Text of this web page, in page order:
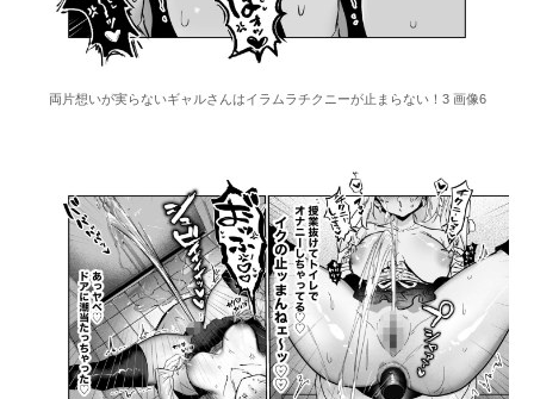
両片想いが実らないギャルさんはイラムラチクニーが止まらない！3 画像6